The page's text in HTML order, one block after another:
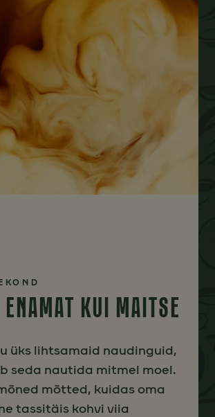
KUI MAITSE
üks lihtsamaid naudinguid,
seda nautida mitmel moel.
mõtted, kuidas oma
tassitäis kohvi viia